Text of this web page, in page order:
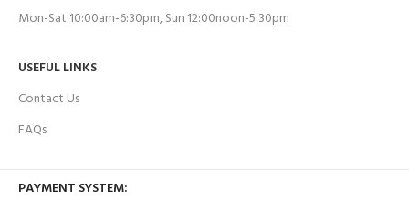
Mon-Sat 10:00am-6:30pm, Sun 12:00noon-5:30pm
USEFUL LINKS
Contact Us
FAQs
PAYMENT SYSTEM: